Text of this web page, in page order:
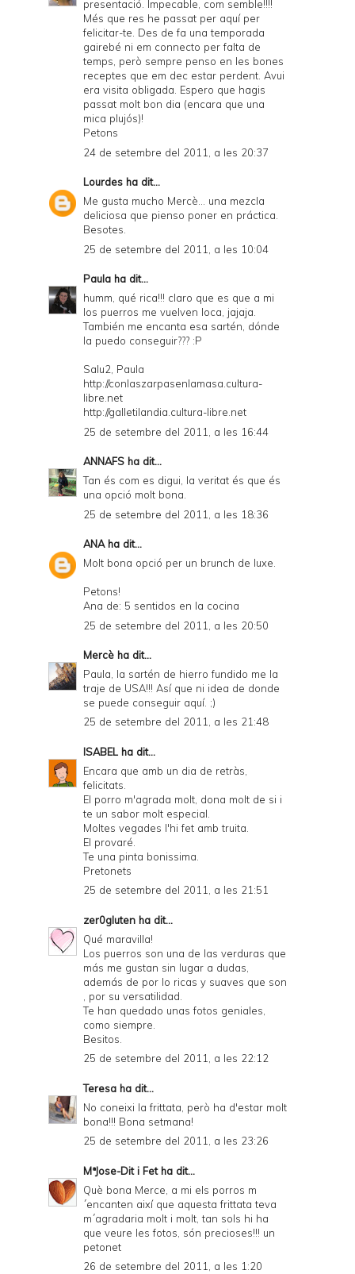
presentació. Impecable, com semble!!!!
Més que res he passat per aquí per
felicitar-te. Des de fa una temporada
gairebé ni em connecto per falta de
temps, però sempre penso en les bones
receptes que em dec estar perdent. Avui
era visita obligada. Espero que hagis
passat molt bon dia (encara que una
mica plujós)!
Petons
24 de setembre del 2011, a les 20:37
Lourdes ha dit...
Me gusta mucho Mercè... una mezcla
deliciosa que pienso poner en práctica.
Besotes.
25 de setembre del 2011, a les 10:04
Paula ha dit...
humm, qué rica!!! claro que es que a mi
los puerros me vuelven loca, jajaja.
También me encanta esa sartén, dónde
la puedo conseguir??? :P
Salu2, Paula
http://conlaszarpasenlamasa.cultura-
libre.net
http://galletilandia.cultura-libre.net
25 de setembre del 2011, a les 16:44
ANNAFS ha dit...
Tan és com es digui, la veritat és que és
una opció molt bona.
25 de setembre del 2011, a les 18:36
ANAha dit...
Molt bona opció per un brunch de luxe.
Petons!
Ana de: 5 sentidos en la cocina
25 de setembre del 2011, a les 20:50
Mercè ha dit...
Paula, la sartén de hierro fundido me la
traje de USA!!! Así que ni idea de donde
se puede conseguir aquí. ;)
25 de setembre del 2011, a les 21:48
ISABEL ha dit...
Encara que amb un dia de retràs,
felicitats.
El porro m'agrada molt, dona molt de si i
te un sabor molt especial.
Moltes vegades l'hi fet amb truita.
El provaré.
Te una pinta bonissima.
Pretonets
25 de setembre del 2011, a les 21:51
zer0gluten ha dit...
Qué maravilla!
Los puerros son una de las verduras que
más me gustan sin lugar a dudas,
además de por lo ricas y suaves que son
, por su versatilidad.
Te han quedado unas fotos geniales,
como siempre.
Besitos.
25 de setembre del 2011, a les 22:12
Teresa ha dit...
No coneixi la frittata, però ha d'estar molt
bona!!! Bona setmana!
25 de setembre del 2011, a les 23:26
MªJose-Dit i Fetha dit...
Què bona Merce, a mi els porros m
´encanten així que aquesta frittata teva
m´agradaria molt i molt, tan sols hi ha
que veure les fotos, són precioses!!! un
petonet
26 de setembre del 2011, a les 1:20